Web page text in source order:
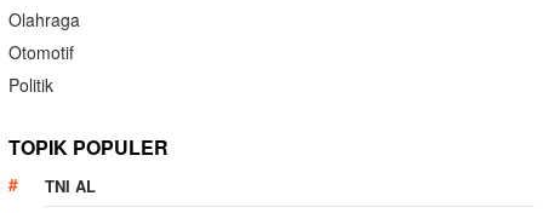
Olahraga
Otomotif
Politik
TOPIK POPULER
TNI AL